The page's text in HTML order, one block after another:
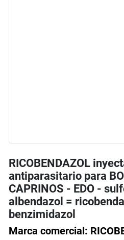
RICOBENDAZOL
antiparasitario para
CAPRINOS - EDO -
albendazol =
benzimidazol
Marca comercial: